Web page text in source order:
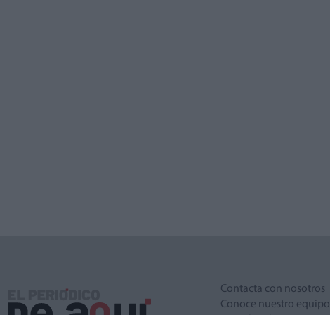
Contacta con nosotros
Conoce nuestro equipo